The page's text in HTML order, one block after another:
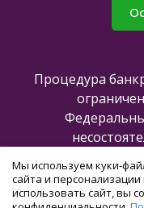
Процедура
Все
Мы используем куки-
сайта и
использовать сайт, вы